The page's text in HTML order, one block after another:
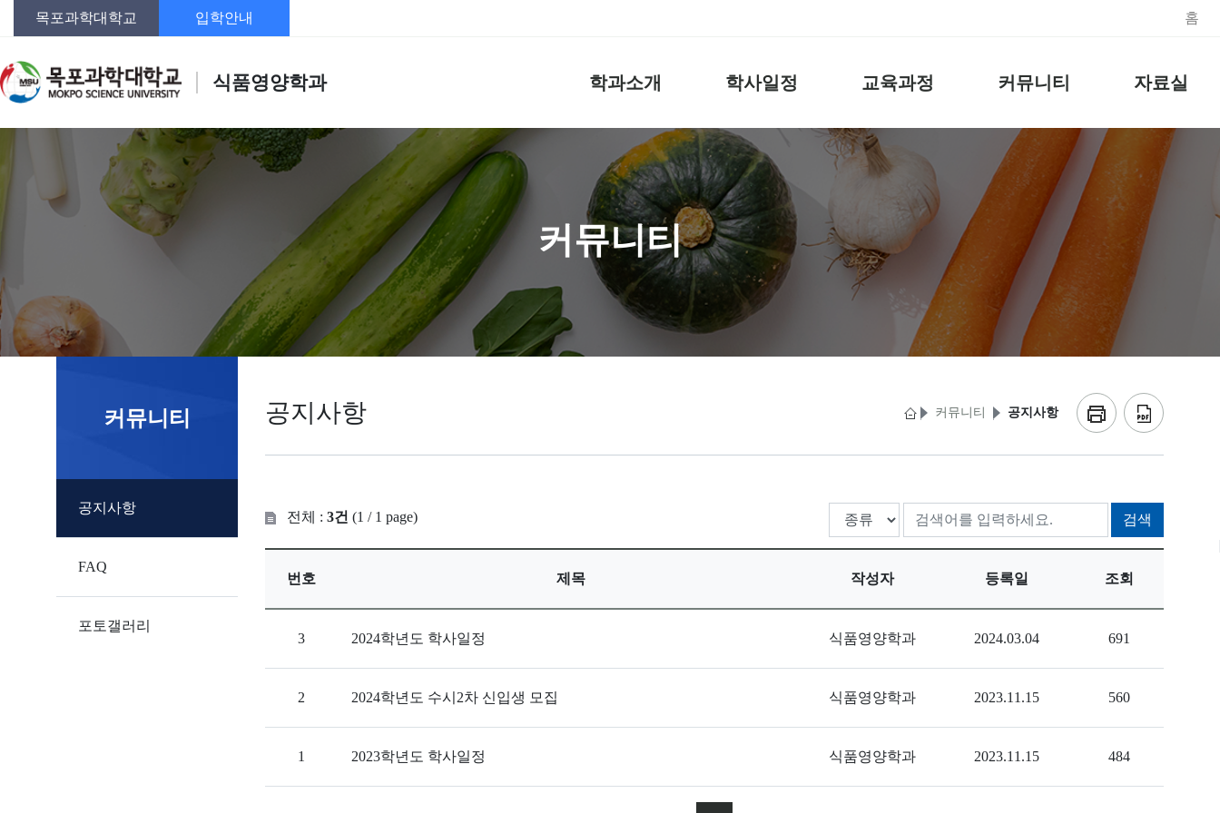
목포과학대학교 입학안내 홈
식품영양학과 학과소개 학사일정 교육과정 커뮤니티 자료실
커뮤니티
커뮤니티
공지사항
FAQ
포토갤러리
공지사항 커뮤니티 공지사항
전체 : 3건 (1 / 1 page) 검색
번호 제목 작성자 등록일 조회
3 2024학년도 학사일정 식품영양학과 2024.03.04 691
2 2024학년도 수시2차 신입생 모집 식품영양학과 2023.11.15 560
1 2023학년도 학사일정 식품영양학과 2023.11.15 484